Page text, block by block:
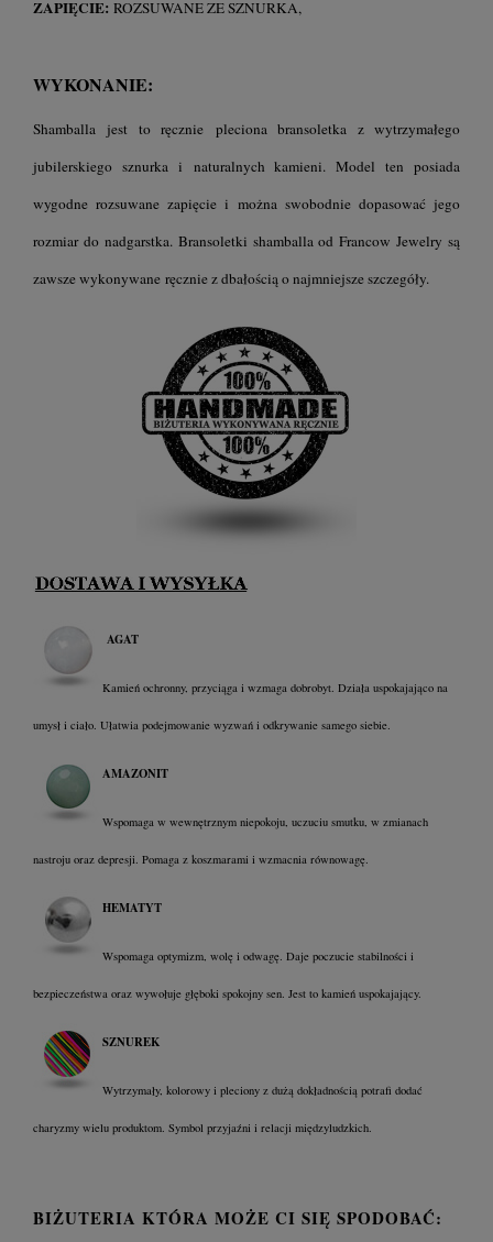
ZAPIĘCIE: ROZSUWANE ZE SZNURKA,
WYKONANIE:
Shamballa jest to ręcznie pleciona bransoletka z wytrzymałego
jubilerskiego sznurka i naturalnych kamieni. Model ten posiada
wygodne rozsuwane zapięcie i można swobodnie dopasować jego
rozmiar do nadgarstka. Bransoletki shamballa od Francow Jewelry są
zawsze wykonywane ręcznie z dbałością o najmniejsze szczegóły.
AGAT
Kamień ochronny, przyciąga i wzmaga dobrobyt. Działa uspokajająco na
umysł i ciało. Ułatwia podejmowanie wyzwań i odkrywanie samego siebie.
AMAZONIT
Wspomaga w wewnętrznym niepokoju, uczuciu smutku, w zmianach
nastroju oraz depresji. Pomaga z koszmarami i wzmacnia równowagę.
HEMATYT
Wspomaga optymizm, wolę i odwagę. Daje poczucie stabilności i
bezpieczeństwa oraz wywołuje głęboki spokojny sen. Jest to kamień uspokajający.
SZNUREK
Wytrzymały, kolorowy i pleciony z dużą dokładnością potrafi dodać
charyzmy wielu produktom. Symbol przyjaźni i relacji międzyludzkich.
BIŻUTERIA KTÓRA MOŻE CI SIĘ SPODOBAĆ: